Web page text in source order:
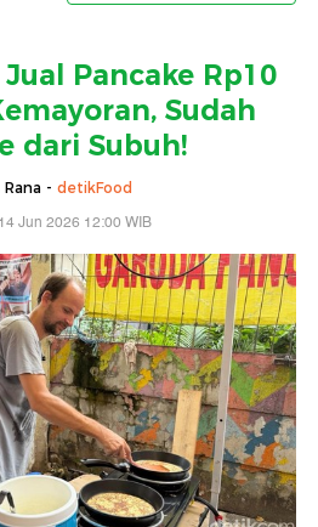
Pancake Rp10
Sudah
dari Subuh!
- detikFood
Jun 2026 12:00 WIB